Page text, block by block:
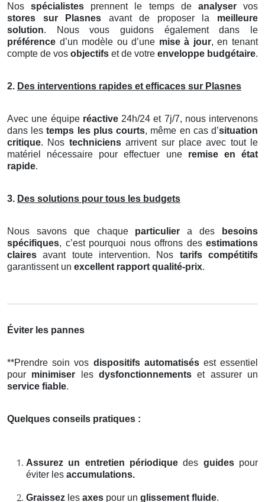
Nosspécialistes prennent le temps de analyservos
stores
sur Plasnes avant de proposer la meilleure
solution. Nous vous guidons également dans le
préférence d’un modèle ou d’une mise à jour, en tenant
compte de vos objectifs et de votre enveloppe budgétaire.
2. Des interventions rapides et efficaces sur Plasnes
Avec une équipe réactive24h/24 et 7j/7, nous intervenons
dans lestemps les plus courts, même en cas d’situation
critique. Nos techniciensarrivent sur place avec tout le
matériel nécessaire pour effectuer une remise en état
rapide.
3. Des solutions pour tous les budgets
Nous savons que chaque particulier a des
besoins
spécifiques, c’est pourquoi nous offrons des estimations
claires avant toute intervention. Nos tarifs compétitifs
garantissent un excellent rapport qualité-prix.
Éviter les pannes
**Prendre soin vos dispositifs automatisésest essentiel
pour minimiser lesdysfonctionnements et assurer un
service fiable.
Quelques conseils pratiques :
Assurez un entretien périodique des guidespour
éviter les accumulations.
Graissez les axes pour un glissement fluide.